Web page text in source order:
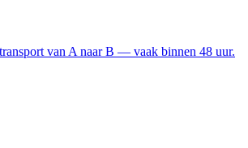
van A naar B — vaak binnen 48 uur.